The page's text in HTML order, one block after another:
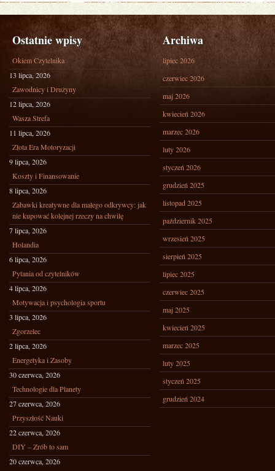
Ostatnie wpisy
Okiem Czytelnika
13 lipca, 2026
Zawodnicy i Drużyny
12 lipca, 2026
Wasza Strefa
11 lipca, 2026
Złota Era Motoryzacji
9 lipca, 2026
Koszty i Finansowanie
8 lipca, 2026
Zabawki kreatywne dla małego odkrywcy: jak
nie kupować kolejnej rzeczy na chwilę
7 lipca, 2026
Holandia
6 lipca, 2026
Pytania od czytelników
4 lipca, 2026
Motywacja i psychologia sportu
3 lipca, 2026
Zgorzelec
2 lipca, 2026
Energetyka i Zasoby
30 czerwca, 2026
Technologie dla Planety
27 czerwca, 2026
Przyszłość Nauki
22 czerwca, 2026
DIY – Zrób to sam
20 czerwca, 2026
Archiwa
lipiec 2026
czerwiec 2026
maj 2026
kwiecień 2026
marzec 2026
luty 2026
styczeń 2026
grudzień 2025
listopad 2025
październik 2025
wrzesień 2025
sierpień 2025
lipiec 2025
czerwiec 2025
maj 2025
kwiecień 2025
marzec 2025
luty 2025
styczeń 2025
grudzień 2024